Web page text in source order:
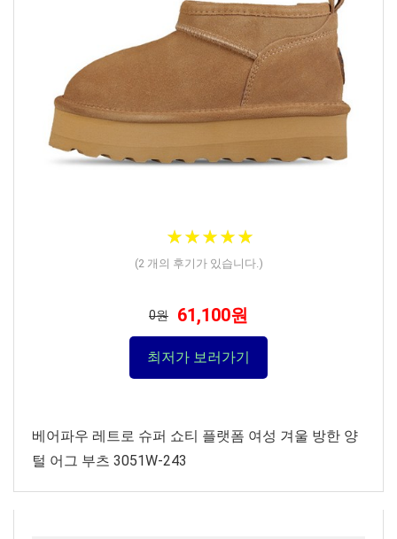
★★★★★
★★★★★
(2개의 후기가 있습니다.)
0원 61,100원
최저가 보러가기
베어파우 레트로 슈퍼 쇼티 플랫폼 여성 겨울 방한 양
털 어그 부츠 3051W-243